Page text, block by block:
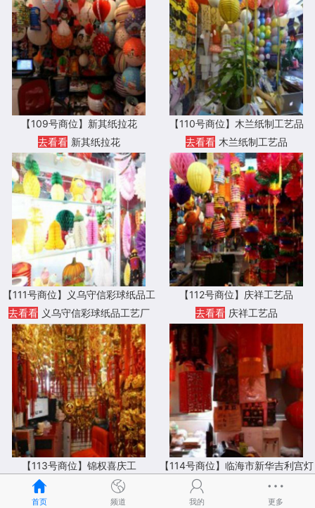
【109号商位】新其纸拉花
去看看 新其纸拉花
【110号商位】木兰纸制工艺品
去看看 木兰纸制工艺品
【111号商位】义乌守信彩球纸品工
艺厂
去看看 义乌守信彩球纸品工艺厂
【112号商位】庆祥工艺品
去看看 庆祥工艺品
【113号商位】锦权喜庆工
去看看
锦权喜庆工艺
【114号商位】临海市新华吉利宫灯
去看看 临海市新华吉利宫灯厂
首页 频道 我的 更多